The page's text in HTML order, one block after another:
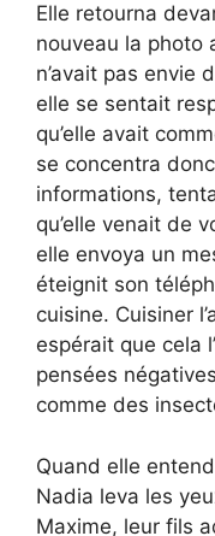
Elle retourna
nouveau la photo
n’avait pas envie
elle se sentait
qu’elle avait
se concentra
informations,
qu’elle venait de
elle envoya un
éteignit son
cuisine. Cuisiner
espérait que cela
pensées
comme des
Quand elle
Nadia leva les
Maxime, leur fils